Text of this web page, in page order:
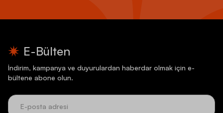
E-Bülten
İndirim, kampanya ve duyurulardan haberdar olmak için e-
bültene abone olun.